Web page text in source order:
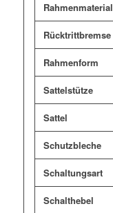
Rahmenmaterial
Rücktrittbremse
Rahmenform
Sattelstütze
Sattel
Schutzbleche
Schaltungsart
Schalthebel